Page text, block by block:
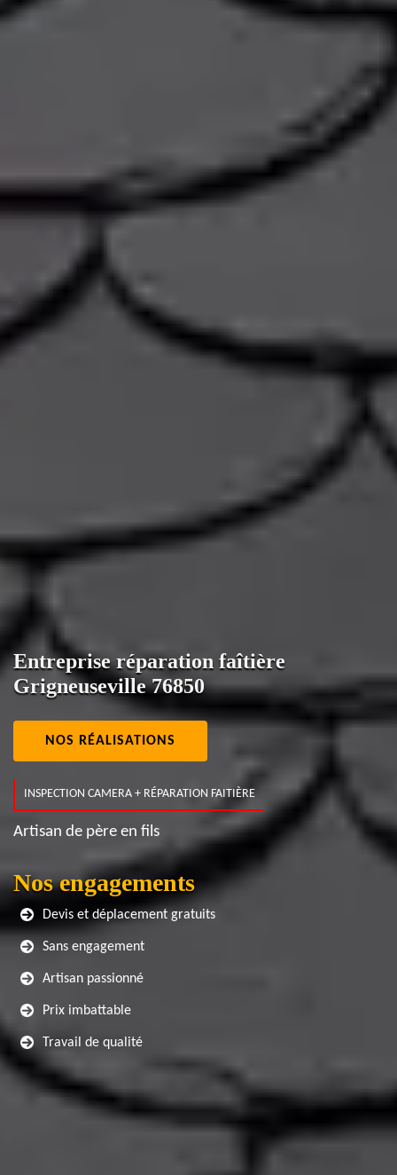
Entreprise réparation faîtière
Grigneuseville 76850
NOS RÉALISATIONS
INSPECTION CAMERA + RÉPARATION FAITIÈRE
Artisan de père en fils
Nos engagements
Devis et déplacement gratuits
Sans engagement
Artisan passionné
Prix imbattable
Travail de qualité